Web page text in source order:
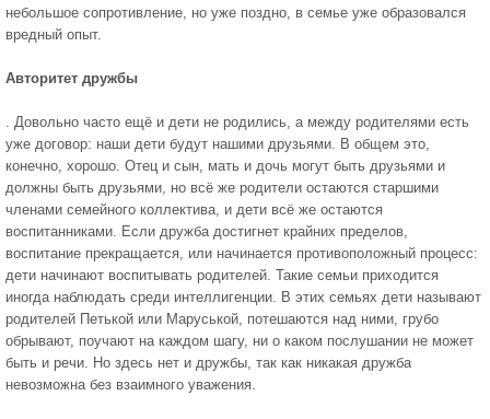
небольшое сопротивление, но уже поздно, в семье уже образовался
вредный опыт.
Авторитет дружбы
. Довольно часто ещё и дети не родились, а между родителями есть
уже договор: наши дети будут нашими друзьями. В общем это,
конечно, хорошо. Отец и сын, мать и дочь могут быть друзьями и
должны быть друзьями, но всё же родители остаются старшими
членами семейного коллектива, и дети всё же остаются
воспитанниками. Если дружба достигнет крайних пределов,
воспитание прекращается, или начинается противоположный процесс:
дети начинают воспитывать роди­телей. Такие семьи приходится
иногда наблюдать среди интеллигенции. В этих семьях дети называют
родителей Петькой или Маруськой, потешаются над ними, грубо
обрывают, поучают на каждом шагу, ни о каком послушании не может
быть и речи. Но здесь нет и дружбы, так как никакая дружба
невозможна без взаимного уважения.